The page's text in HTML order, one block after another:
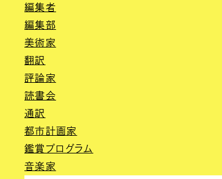
編集者
編集部
美術家
翻訳
評論家
読書会
通訳
都市計画家
鑑賞プログラム
音楽家